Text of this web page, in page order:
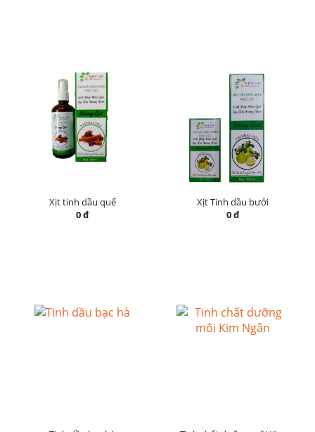
Xịt tinh dầu quế
0 đ
Xịt Tinh dầu bưởi
0 đ